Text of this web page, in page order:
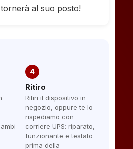
al suo posto!
4
Ritiro
Ritiri il dispositivo in
negozio, oppure te lo
rispediamo con
corriere UPS: riparato,
funzionante e testato
prima della